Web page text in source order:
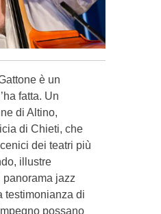
è un
fatta. Un
di Altino,
di Chieti, che
dei teatri più
illustre
panorama jazz
testimonianza di
possano